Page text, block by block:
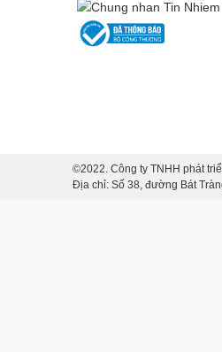
©2022. Công ty TNHH phát
Địa chỉ: Số 38, đường Bát